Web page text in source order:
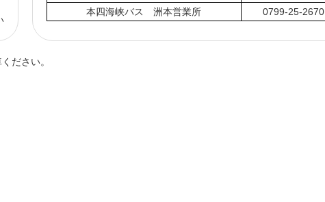
本四海峡バス 洲本営業所
0799-25-2670
ださい。